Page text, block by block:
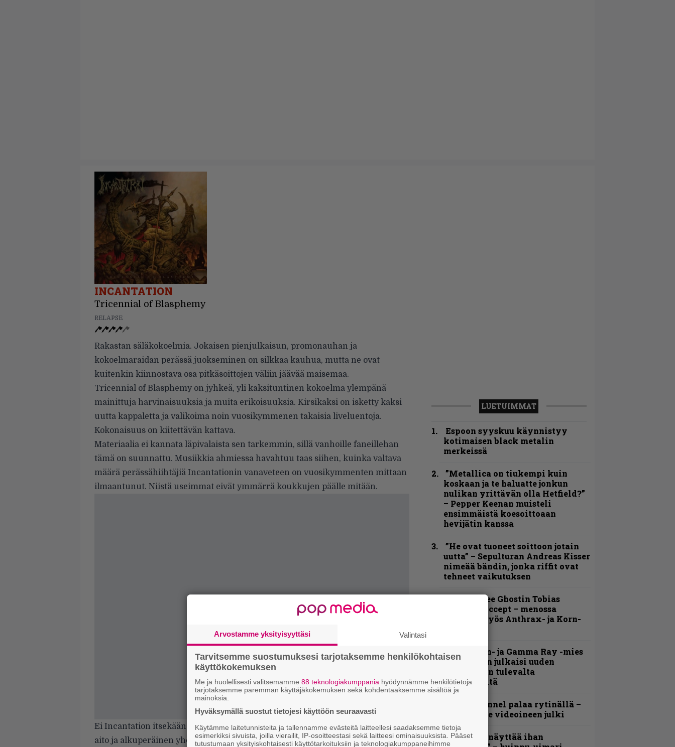
INCANTATION
Tricennial of Blasphemy
RELAPSE
Rakastan säläkokoelmia. Jokaisen pienjulkaisun, promonauhan ja
kokoelmaraidan perässä juokseminen on silkkaa kauhua, mutta ne ovat
kuitenkin kiinnostava osa pitkäsoittojen väliin jäävää maisemaa.
Tricennial of Blasphemy on jyhkeä, yli kaksituntinen kokoelma ylempänä
mainittuja harvinaisuuksia ja muita erikoisuuksia. Kirsikaksi on isketty kaksi
uutta kappaletta ja valikoima noin vuosikymmenen takaisia liveluentoja.
Kokonaisuus on kiitettävän kattava.
Materiaalia ei kannata läpivalaista sen tarkemmin, sillä vanhoille faneillehan
tämä on suunnattu. Musiikkia ahmiessa havahtuu taas siihen, kuinka valtava
määrä perässähiihtäjiä Incantationin vanaveteen on vuosikymmenten mittaan
ilmaantunut. Niistä useimmat eivät ymmärrä koukkujen päälle mitään.
Ei Incantation itsekään mitään hittikamaa ole koskaan tehnyt, mutta bändin
aito ja alkuperäinen yhdistelmä brutaalia death metalia ja raa’asti jurnuttavaa
LUETUIMMAT
Espoon syyskuu käynnistyy
kotimaisen black metalin
merkeissä
”Metallica on tiukempi kuin
koskaan ja te haluatte jonkun
nulikan yrittävän olla Hetfield?”
– Pepper Keenan muisteli
ensimmäistä koesoittoaan
hevijätin kanssa
”He ovat tuoneet soittoon jotain
uutta” – Sepulturan Andreas Kisser
nimeää bändin, jonka riffit ovat
tehneet vaikutuksen
Näin lähtee Ghostin Tobias
Forgelta Accept – menossa
mukana myös Anthrax- ja Korn-
Helloween- ja Gamma Ray -mies
Kai Hansen julkaisi uuden
maistiaisen tulevalta
soololevyltä
Blind Channel palaa rytinällä –
tuplasingle videoineen julki
”Mitalini näyttää ihan
Arvostamme yksityisyyttäsi Valintasi
Tarvitsemme suostumuksesi tarjotaksemme henkilökohtaisen
käyttökokemuksen
Me ja huolellisesti valitsemamme 88 teknologiakumppania hyödynnämme henkilötietoja
tarjotaksemme paremman käyttäjäkokemuksen sekä kohdentaaksemme sisältöä ja
mainoksia.
Hyväksymällä suostut tietojesi käyttöön seuraavasti
Käytämme laitetunnisteita ja tallennamme evästeitä laitteellesi saadaksemme tietoja
esimerkiksi sivuista, joilla vierailit, IP-osoitteestasi sekä laitteesi ominaisuuksista. Pääset
tutustumaan yksityiskohtaisesti käyttötarkoituksiin ja teknologiakumppaneihimme